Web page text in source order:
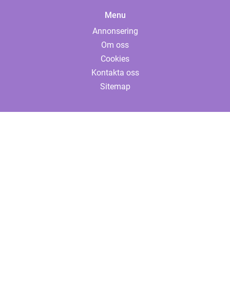
Menu
Annonsering
Om oss
Cookies
Kontakta oss
Sitemap